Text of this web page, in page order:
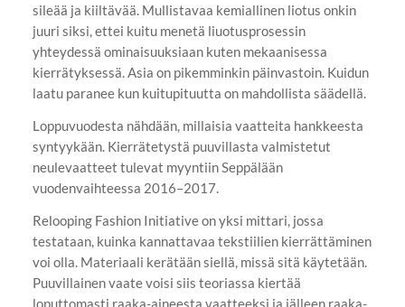
sileää ja kiiltävää. Mullistavaa kemiallinen liotus onkin
juuri siksi, ettei kuitu menetä liuotusprosessin
yhteydessä ominaisuuksiaan kuten mekaanisessa
kierrätyksessä. Asia on pikemminkin päinvastoin. Kuidun
laatu paranee kun kuitupituutta on mahdollista säädellä.
Loppuvuodesta nähdään, millaisia vaatteita hankkeesta
syntyykään. Kierrätetystä puuvillasta valmistetut
neulevaatteet tulevat myyntiin Seppälään
vuodenvaihteessa 2016–2017.
Relooping Fashion Initiative on yksi mittari, jossa
testataan, kuinka kannattavaa tekstiilien kierrättäminen
voi olla. Materiaali kerätään siellä, missä sitä käytetään.
Puuvillainen vaate voisi siis teoriassa kiertää
loputtomasti raaka-aineesta vaatteeksi ja jälleen raaka-